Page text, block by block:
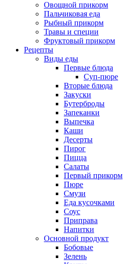
Овощной прикорм
Пальчиковая еда
Рыбный прикорм
Травы и специи
Фруктовый прикорм
Рецепты
Виды еды
Первые блюда
Суп-пюре
Вторые блюда
Закуски
Бутерброды
Запеканки
Выпечка
Каши
Десерты
Пирог
Пицца
Салаты
Первый прикорм
Пюре
Смузи
Еда кусочками
Соус
Приправа
Напитки
Основной продукт
Бобовые
Зелень